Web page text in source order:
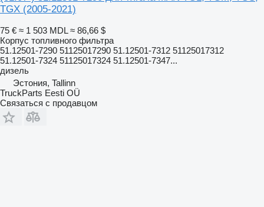
TGX (2005-2021)
75 € ≈ 1 503 MDL ≈ 86,66 $
Корпус топливного фильтра
51.12501-7290 51125017290 51.12501-7312 51125017312
51.12501-7324 51125017324 51.12501-7347...
дизель
Эстония, Tallinn
TruckParts Eesti OÜ
Связаться с продавцом